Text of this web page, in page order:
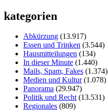
kategorien
Abkürzung (13.917)
Essen und Trinken (3.544)
Hausmitteilungen (134)
In dieser Minute (1.440)
Mails, Spam, Fakes (1.374)
Medien und Kultur(1.078)
Panorama (29.947)
Politik und Recht(13.531)
Regionales (809)